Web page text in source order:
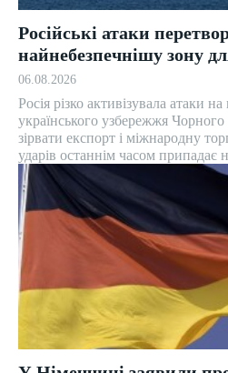
Російські атаки
найнебезпечнішу зону
06.08.2026
Росія різко активізувала атаки
українського узбережжя
зірвати експорт і міжнародну
ударів останнім часом припадає